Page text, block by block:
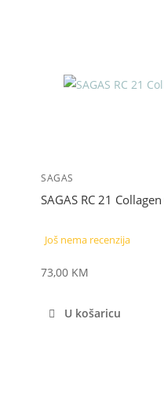
SAGAS
SAGAS RC 21
Još nema recenzija
73,00 KM
U košaricu